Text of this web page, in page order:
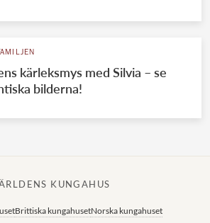
kärleksmys med Silvia – se
bilderna!
KUNGAHUS
Brittiska kungahusetNorska kungahuset